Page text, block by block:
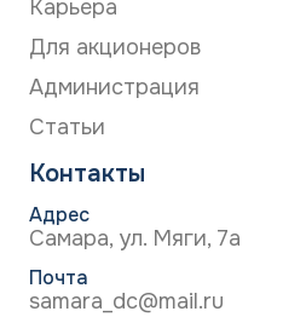
Карьера
Для акционеров
Администрация
Статьи
Контакты
Адрес
Самара, ул. Мяги, 7а
Почта
samara_dc@mail.ru